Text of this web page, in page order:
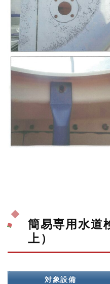
簡易専用水道
上）
対象設備